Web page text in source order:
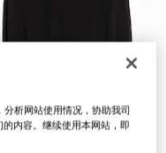
析网站使用情况，协助我司
内容。继续使用本网站，即